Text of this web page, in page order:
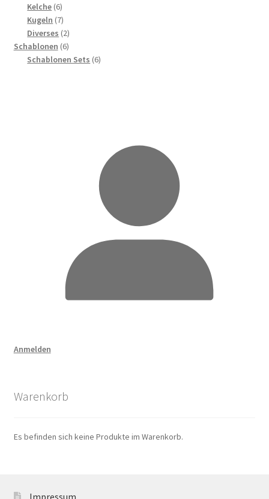
Kelche 66
Produkte
Kugeln 77
Produkte
Diverses 22
Produkte
Schablonen 66
Produkte
Schablonen Sets 66
Anmelden
Warenkorb
Es befinden sich keine Produkte im Warenkorb.
Impressum